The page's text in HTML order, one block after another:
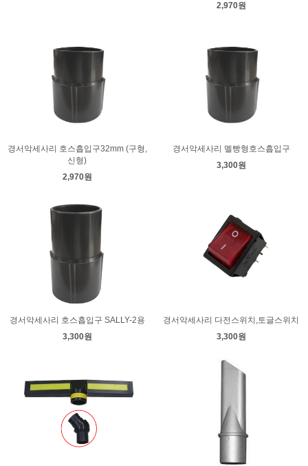
2,970원
경서악세사리 호스흡입구32mm (구형,
신형)
2,970원
경서악세사리 멜빵형호스흡입구
3,300원
경서악세사리 호스흡입구 SALLY-2용
3,300원
경서악세사리 다전스위치,토글스위치
3,300원